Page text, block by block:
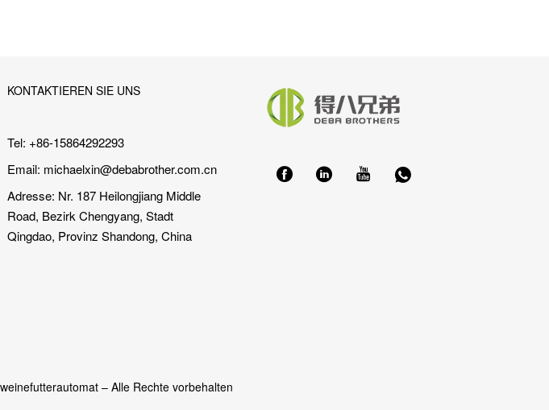
KONTAKTIEREN SIE UNS
Tel: +86-15864292293
Email: michaelxin@debabrother.com.cn
Adresse: Nr. 187 Heilongjiang Middle
Road, Bezirk Chengyang, Stadt
Qingdao, Provinz Shandong, China
– Alle Rechte vorbehalten